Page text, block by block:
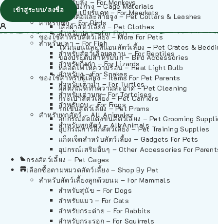
วัสดุรองกรง – Cage Materials
ปลอกคอและสายจูง – Pet Collars & Leashes
เสื้อผ้าสัตว์เลี้ยง – Pet Clothes
ของใช้สำหรับสัตว์เลี้ยง – More For Pets
โดมนอนและที่นอนสัตว์เลี้ยง – Pet Crates &
ของประดับสำหรับนก – Bird Accessories
หลอดไฟให้ความร้อน – Heat Light Bulb
ของใช้สำหรับผู้เลี้ยง – Items For Pet Parents
ผลิตภัณฑ์ทำความสะอาด – Pet Cleaning
กระเป๋าสัตว์เลี้ยง – Pet Carriers
รถเข็นสัตว์เลี้ยง – Pet Prams
อุปกรณ์ตัดแต่งขนสัตว์เลี้ยง – Pet Grooming
อุปกรณ์การฝึกสัตว์เลี้ยง – Pet Training Supplies
แก็ดเจ็ตสำหรับสัตว์เลี้ยง – Gadgets For Pets
อุปกรณ์เสริมอื่นๆ – Other Accessories For
กรงสัตว์เลี้ยง – Pet Cages
เลือกซื้อตามหมวดสัตว์เลี้ยง – Shop By Pet
สำหรับสัตว์เลี้ยงลูกด้วยนม – For Mammals
สำหรับสุนัข – For Dogs
สำหรับแมว – For Cats
สำหรับกระต่าย – For Rabbits
สำหรับกระรอก – For Squirrels
สำหรับลิง – For Monkeys
สำหรับเมียร์แคท – For Meerkats
สำหรับนก – For Birds
สำหรับปลา – For Fish
สำหรับปลา – For Fish
สำหรับสัตว์เลื้อยคลาน – For Reptiles
สำหรับกิ้งก่า – For Lizards
สำหรับงู – For Snakes
สำหรับเต่าน้ำ – For Turtles
สำหรับเต่าบก – For Tortoises
สำหรับกบ – For Frogs
สำหรับทุกสัตว์ – All Animals
สำหรับทุกสัตว์ – All Animals
เข้าสู่ระบบ/ลงชื่อ